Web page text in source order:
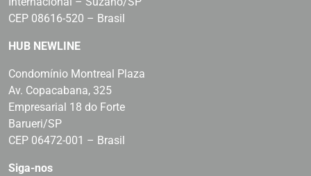
CEP 08616-520 – Brasil
HUB NEWLINE
Condomínio Montreal Plaza
Av. Copacabana, 325
Empresarial 18 do Forte
Barueri/SP
CEP 06472-001 – Brasil
Siga-nos